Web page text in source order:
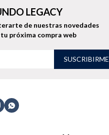

LEGACY
de nuestras novedades
próxima compra web
SUSCRIBIRME